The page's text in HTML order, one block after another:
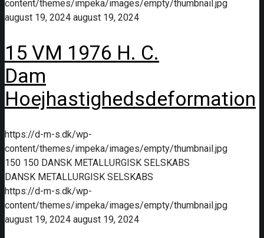
content/themes/impeka/images/empty/thumbnail.jpg
august 19, 2024 august 19, 2024
15 VM 1976 H. C.
Dam
Hoejhastighedsdeformation
https://d-m-s.dk/wp-
content/themes/impeka/images/empty/thumbnail.jpg
150 150 DANSK METALLURGISK SELSKABS
DANSK METALLURGISK SELSKABS
https://d-m-s.dk/wp-
content/themes/impeka/images/empty/thumbnail.jpg
august 19, 2024 august 19, 2024